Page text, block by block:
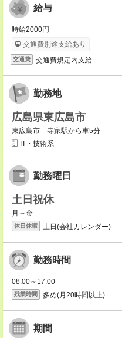
給与
時給2000円
交通費別途支給あり
交通費 交通費規定内支給
勤務地
広島県東広島市
東広島市 寺家駅から車5分
IT・技術系
勤務曜日
土日祝休
月～金
休日休暇 土日(会社カレンダー)
勤務時間
08:00～17:00
残業時間 多め(月20時間以上)
期間